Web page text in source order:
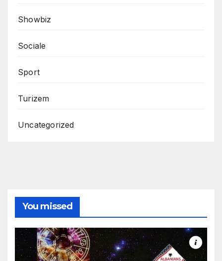
Showbiz
Sociale
Sport
Turizem
Uncategorized
You missed